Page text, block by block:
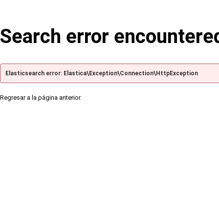
Search error
Elasticsearch error: Elastica\Exception\Connection\HttpException
Regresar a la página anterior.